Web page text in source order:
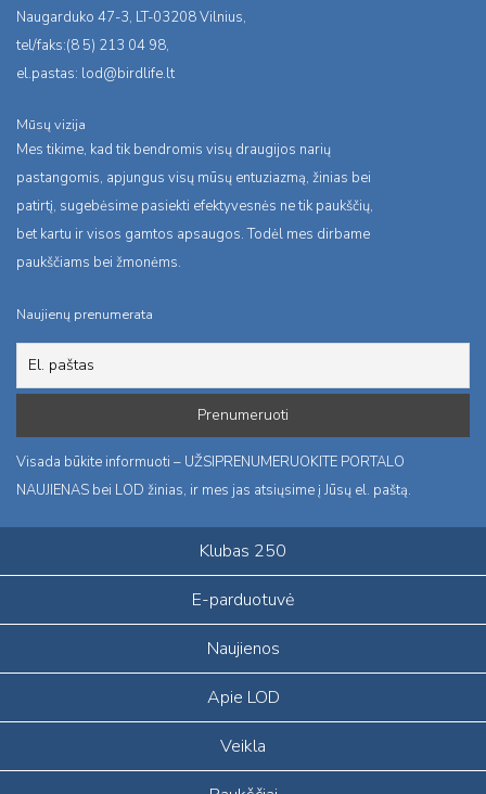
Naugarduko 47-3, LT-03208 Vilnius,
tel/faks:(8 5) 213 04 98,
el.pastas: lod@birdlife.lt
Mūsų vizija
Mes tikime, kad tik bendromis visų draugijos narių
pastangomis, apjungus visų mūsų entuziazmą, žinias bei
patirtį, sugebėsime pasiekti efektyvesnės ne tik paukščių,
bet kartu ir visos gamtos apsaugos. Todėl mes dirbame
paukščiams bei žmonėms.
Naujienų prenumerata
Visada būkite informuoti – UŽSIPRENUMERUOKITE PORTALO
NAUJIENAS bei LOD žinias, ir mes jas atsiųsime į Jūsų el. paštą.
Klubas 250
E-parduotuvė
Naujienos
Apie LOD
Veikla